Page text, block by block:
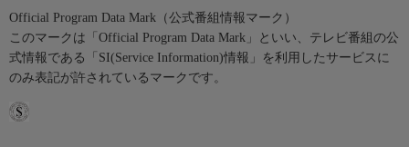
Official Program Data Mark（公式番組情報マーク）
このマークは「Official Program Data Mark」といい、テレビ番組の公
式情報である「SI(Service Information)情報」を利用したサービスに
のみ表記が許されているマークです。